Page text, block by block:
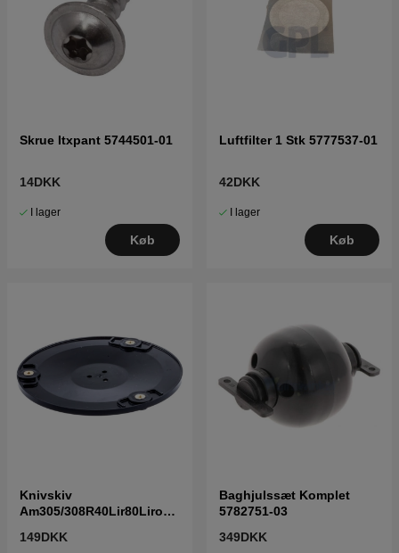
Skrue Itxpant 5744501-01
14DKK
I lager
Køb
Luftfilter 1 Stk 5777537-01
42DKK
I lager
Køb
Knivskiv
Am305/308R40Lir80Lirob6
149DKK
Baghjulssæt Komplet
5782751-03
349DKK